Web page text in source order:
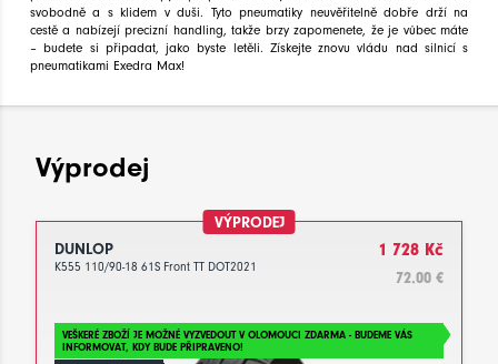
svobodně a s klidem v duši. Tyto pneumatiky neuvěřitelně dobře drží na
cestě a nabízejí precizní handling, takže brzy zapomenete, že je vůbec máte
– budete si připadat, jako byste letěli. Získejte znovu vládu nad silnicí s
pneumatikami Exedra Max!
Výprodej
VÝPRODEJ
DUNLOP
K555 110/90-18 61S Front TT DOT2021
1 728 Kč
72.00 €
VEŠKERÉ ZBOŽÍ JE MOŽNÉ VYZVEDOUT V OLOMOUCI ZDARMA - BUDEME VÁS
INFORMOVAT, KDY BUDE PŘIPRAVENO!